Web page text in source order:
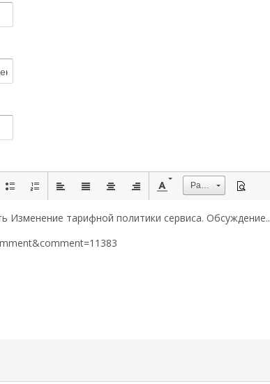
Размер
Изменение тарифной политики сервиса. Обсуждение..